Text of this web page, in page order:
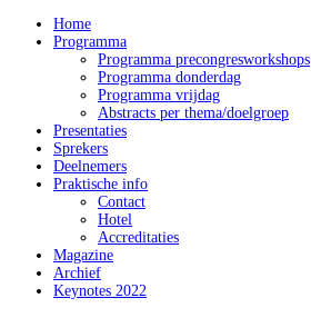
Home
Programma
Programma precongresworkshops
Programma donderdag
Programma vrijdag
Abstracts per thema/doelgroep
Presentaties
Sprekers
Deelnemers
Praktische info
Contact
Hotel
Accreditaties
Magazine
Archief
Keynotes 2022